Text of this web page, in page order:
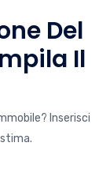
Del
Il
Inserisci